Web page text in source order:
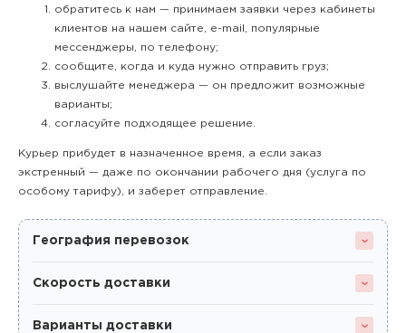
обратитесь к нам — принимаем заявки через кабинеты
клиентов на нашем сайте, e-mail, популярные
мессенджеры, по телефону;
сообщите, когда и куда нужно отправить груз;
выслушайте менеджера — он предложит возможные
варианты;
согласуйте подходящее решение.
Курьер прибудет в назначенное время, а если заказ
экстренный — даже по окончании рабочего дня (услуга по
особому тарифу), и заберет отправление.
География перевозок
Скорость доставки
Варианты доставки